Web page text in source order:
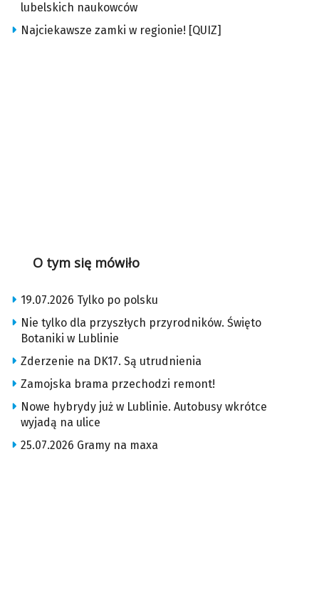
lubelskich naukowców
Najciekawsze zamki w regionie! [QUIZ]
O tym się mówiło
19.07.2026 Tylko po polsku
Nie tylko dla przyszłych przyrodników. Święto
Botaniki w Lublinie
Zderzenie na DK17. Są utrudnienia
Zamojska brama przechodzi remont!
Nowe hybrydy już w Lublinie. Autobusy wkrótce
wyjadą na ulice
25.07.2026 Gramy na maxa